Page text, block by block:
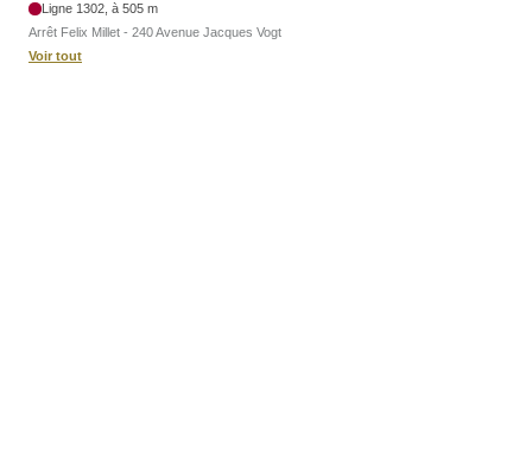
Ligne 1302, à 505 m
Arrêt Felix Millet - 240 Avenue Jacques Vogt
Voir tout